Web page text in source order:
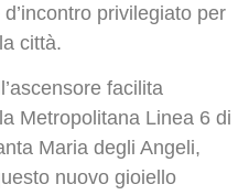
privilegiato per
città.
facilita
Metropolitana Linea 6 di
Maria degli Angeli,
nuovo gioiello